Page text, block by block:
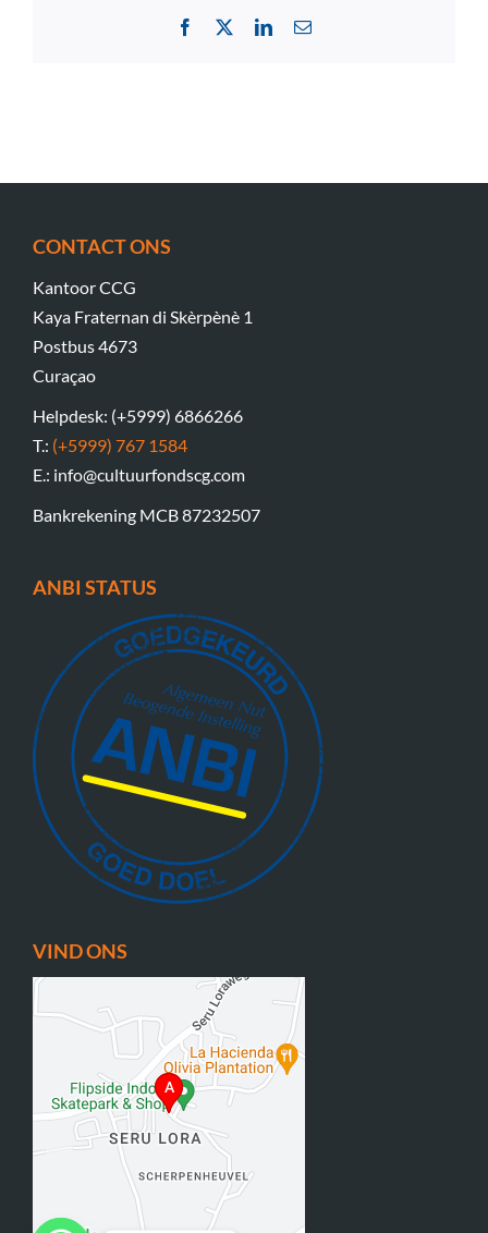
Facebook LinkedInEmail
CONTACT ONS
Kantoor CCG
Kaya Fraternan di Skèrpènè 1
Postbus 4673
Curaçao
Helpdesk: (+5999) 6866266
T.: (+5999) 767 1584
E.: info@cultuurfondscg.com
Bankrekening MCB 87232507
ANBI STATUS
VIND ONS